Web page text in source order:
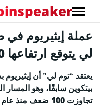
عملة إيثيريوم في
لي يتوقع ارتفاعها 100 مرة
يعتقد “توم لي” أن
تجاوزت 100 ضعف منذ عام 2017.